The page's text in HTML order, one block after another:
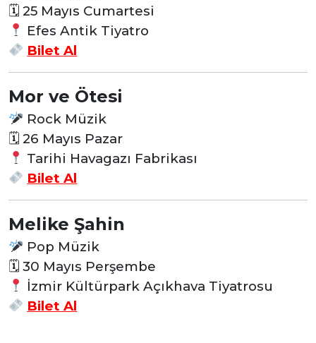
🗓 25 Mayıs Cumartesi
Efes Antik Tiyatro
Bilet Al
Mor ve Ötesi
Rock Müzik
🗓 26 Mayıs Pazar
Tarihi Havagazı Fabrikası
Bilet Al
Melike Şahin
Pop Müzik
🗓 30 Mayıs Perşembe
İzmir Kültürpark Açıkhava Tiyatrosu
Bilet Al